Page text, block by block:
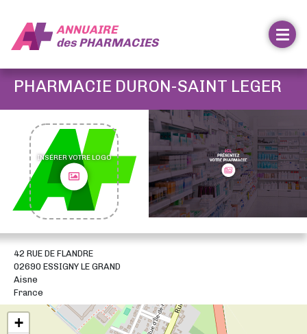
ANNUAIRE
desPHARMACIES
PHARMACIE DURON-SAINT LEGER
INSÉRER VOTRE LOGO
42 RUE DE FLANDRE
02690 ESSIGNY LE GRAND
Aisne
France
+